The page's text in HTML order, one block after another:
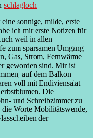
schlagloch
sonnige, milde, erste
ich mir erste Notizen für
weil in allen
zum sparsamen Umgang
Gas, Strom, Fernwärme
geworden sind. Mir ist
auf dem Balkon
voll mit Endiviensalat
Die
und Schreibzimmer zu
Worte Mobilitätswende,
der